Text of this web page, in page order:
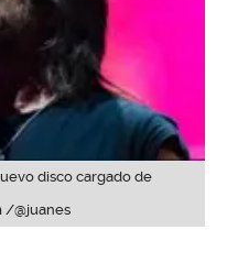
disco cargado de
/@juanes